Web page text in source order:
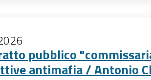
pubblico
antimafia / Antonio